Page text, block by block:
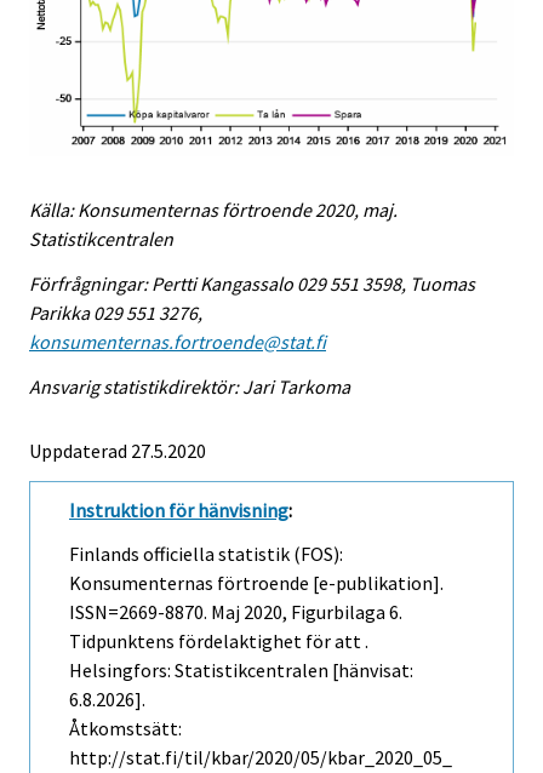
Källa: Konsumenternas förtroende 2020, maj.
Statistikcentralen
Förfrågningar: Pertti Kangassalo 029 551 3598, Tuomas
Parikka 029 551 3276,
konsumenternas.fortroende@stat.fi
Ansvarig statistikdirektör: Jari Tarkoma
Uppdaterad 27.5.2020
Instruktion för hänvisning:
Finlands officiella statistik (FOS):
Konsumenternas förtroende [e-publikation].
ISSN=2669-8870. Maj 2020, Figurbilaga 6.
Tidpunktens fördelaktighet för att .
Helsingfors: Statistikcentralen [hänvisat:
6.8.2026].
Åtkomstsätt:
http://stat.fi/til/kbar/2020/05/kbar_2020_05_